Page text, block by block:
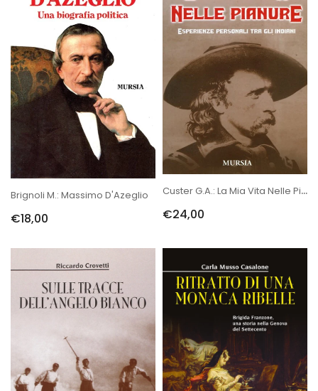
Brignoli M.: Massimo D'Azeglio
€18,00
Custer G.A.: La Mia Vita Nelle Pianure
€24,00